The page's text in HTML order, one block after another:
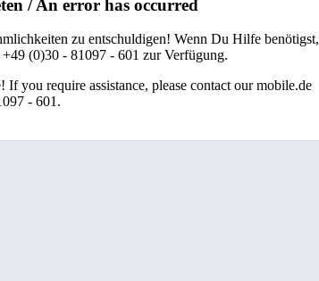
/ An error has occurred
zu entschuldigen! Wenn Du Hilfe benötigst,
(0)30 - 81097 - 601 zur Verfügung.
you require assistance, please contact our mobile.de
- 601.